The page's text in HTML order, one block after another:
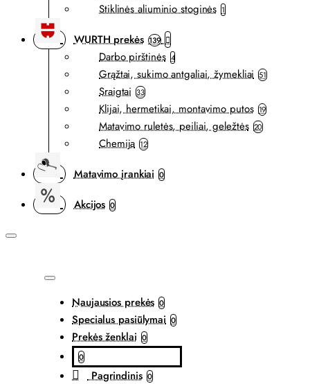
Stiklinės aliuminio stoginės 1
WURTH prekės 139
Darbo pirštinės 4
Grąžtai, sukimo antgaliai, žymekliai 51
Sraigtai 33
Klijai, hermetikai, montavimo putos 19
Matavimo ruletės, peiliai, geležtės 20
Chemija 12
Matavimo įrankiai 0
Akcijos 0
Naujausios prekės 0
Specialus pasiūlymai 0
Prekės ženklai 0
0
Pagrindinis 0